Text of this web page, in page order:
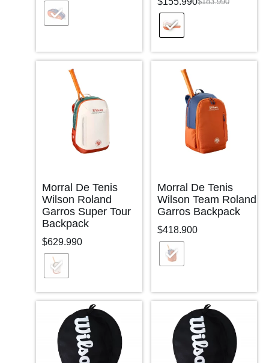
Morral De Tenis
Wilson Roland
Garros Super Tour
Backpack
$629.990
Morral De Tenis
Wilson Team Roland
Garros Backpack
$418.900